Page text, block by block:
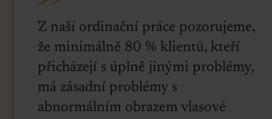
Z naší ordinační práce pozorujeme,
že minimálně 80 % klientů, kteří
přicházejí s úplně jinými problémy,
má zásadní problémy s
abnormálním obrazem vlasové